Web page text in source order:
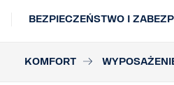
BEZPIECZEŃSTWO I
KOMFORT